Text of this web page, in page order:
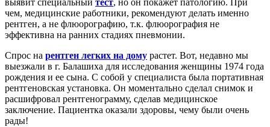
выявит специальный тест, но он покажет патологию. При
чем, медицинские работники, рекомендуют делать именно
рентген, а не флюорографию, т.к. флюорография не
эффективна на ранних стадиях пневмонии.
Спрос на рентген легких на дому растет. Вот, недавно мы
выезжали в г. Балашиха для исследования женщины 1974 года
рождения и ее сына. С собой у специалиста была портативная
рентгеновская установка. Он моментально сделал снимок и
расшифровал рентгенограмму, сделав медицинское
заключение. Пациентка оказали здоровы, чему были очень
рады!